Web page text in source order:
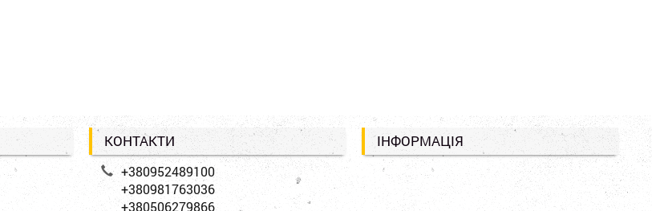
КОНТАКТИ
+380952489100
+380981763036
+380506279866
ІНФОРМАЦІЯ